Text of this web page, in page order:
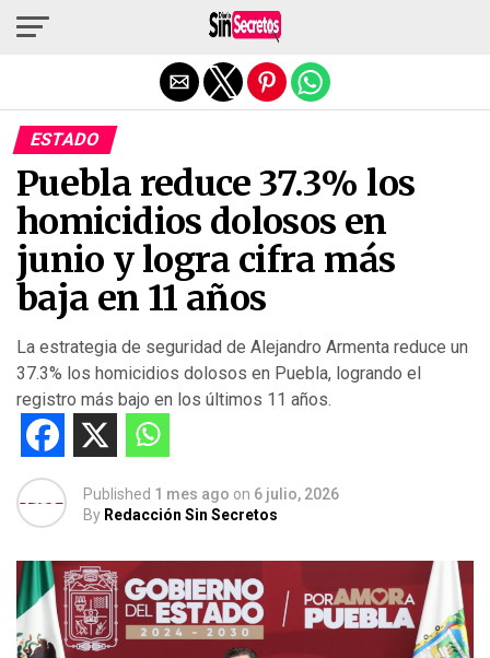
ESTADO
Puebla reduce 37.3% los
homicidios dolosos en
junio y logra cifra más
baja en 11 años
La estrategia de seguridad de Alejandro Armenta reduce un
37.3% los homicidios dolosos en Puebla, logrando el
registro más bajo en los últimos 11 años.
Published 1 mes ago on 6 julio, 2026
By Redacción Sin Secretos
Salir de la versión móvil